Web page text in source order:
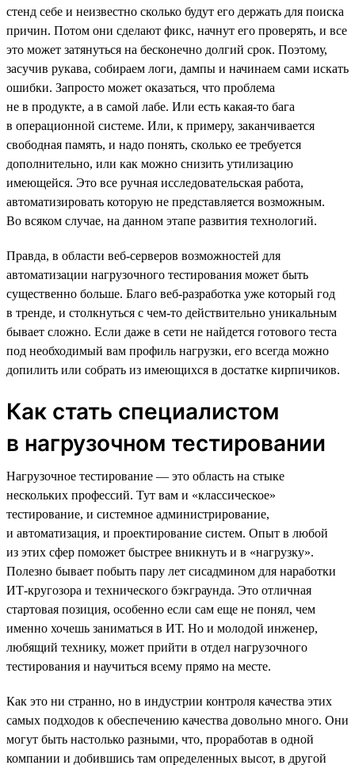
стенд себе и неизвестно сколько будут его держать для поиска
причин. Потом они сделают фикс, начнут его проверять, и все
это может затянуться на бесконечно долгий срок. Поэтому,
засучив рукава, собираем логи, дампы и начинаем сами искать
ошибки. Запросто может оказаться, что проблема
не в продукте, а в самой лабе. Или есть какая-то бага
в операционной системе. Или, к примеру, заканчивается
свободная память, и надо понять, сколько ее требуется
дополнительно, или как можно снизить утилизацию
имеющейся. Это все ручная исследовательская работа,
автоматизировать которую не представляется возможным.
Во всяком случае, на данном этапе развития технологий.
Правда, в области веб-серверов возможностей для
автоматизации нагрузочного тестирования может быть
существенно больше. Благо веб-разработка уже который год
в тренде, и столкнуться с чем-то действительно уникальным
бывает сложно. Если даже в сети не найдется готового теста
под необходимый вам профиль нагрузки, его всегда можно
допилить или собрать из имеющихся в достатке кирпичиков.
Как стать специалистом
в нагрузочном тестировании
Нагрузочное тестирование — это область на стыке
нескольких профессий. Тут вам и «классическое»
тестирование, и системное администрирование,
и автоматизация, и проектирование систем. Опыт в любой
из этих сфер поможет быстрее вникнуть и в «нагрузку».
Полезно бывает побыть пару лет сисадмином для наработки
ИТ-кругозора и технического бэкграунда. Это отличная
стартовая позиция, особенно если сам еще не понял, чем
именно хочешь заниматься в ИТ. Но и молодой инженер,
любящий технику, может прийти в отдел нагрузочного
тестирования и научиться всему прямо на месте.
Как это ни странно, но в индустрии контроля качества этих
самых подходов к обеспечению качества довольно много. Они
могут быть настолько разными, что, проработав в одной
компании и добившись там определенных высот, в другой